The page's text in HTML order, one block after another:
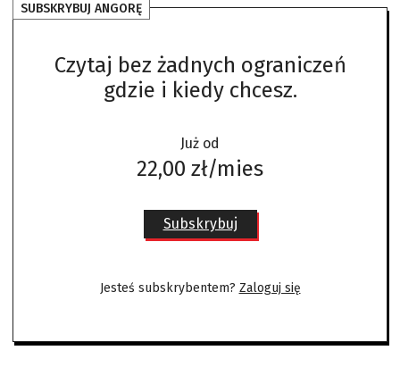
SUBSKRYBUJ ANGORĘ
Czytaj bez żadnych ograniczeń
gdzie i kiedy chcesz.
Już od
22,00 zł/mies
Subskrybuj
Jesteś subskrybentem? Zaloguj się